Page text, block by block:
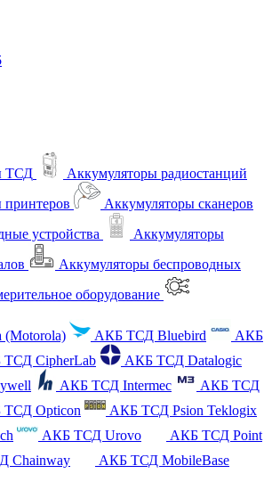
ТСД
Аккумуляторы радиостанций
Аккумуляторы сканеров
устройства
Аккумуляторы
Аккумуляторы беспроводных
оборудование
АКБ ТСД Bluebird
АКБ
CipherLab
АКБ ТСД Datalogic
АКБ ТСД Intermec
АКБ ТСД
Opticon
АКБ ТСД Psion Teklogix
АКБ ТСД Urovo
АКБ ТСД Point
Chainway
АКБ ТСД MobileBase